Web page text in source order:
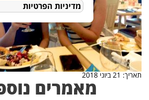
תאריך: 21 ביוני 2018
מאמרים
מדיניות הפרטיות